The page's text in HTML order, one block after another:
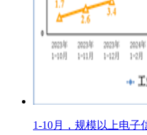
1-10月，规模以上电子